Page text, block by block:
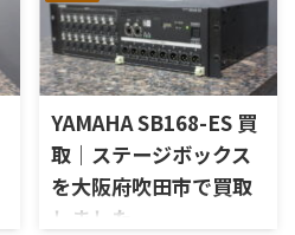
LE85ドライバー、HL91ホー
ン、LX5ネットワークなどを組
み合わせたヴィンテージJBLの
スピーカーシステムです。査定
では、左右ペアの音 ...
のコントロールアンプ
「No.26L / PLS-226L」を出張
買取させていただきました。
今回のお品物は、アンプ部
No.26Lと外部電源部PLS-226L
で構成されるセパレートタイ
プのプリアンプで、左右チャン
ネルの音出し状態、入力切
替、ボリューム、バランス、
YAMAHA SB168-ES 買
取｜ステージボックス
を大阪府吹田市で買取
しました